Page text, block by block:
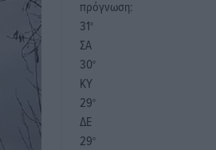
πρόγνωση:
31°
ΣΑ
30°
ΚΥ
29°
ΔΕ
29°